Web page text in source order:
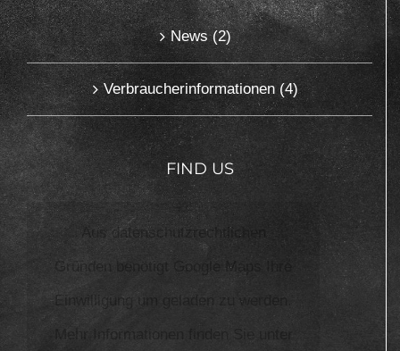
News (2)
Verbraucherinformationen (4)
FIND US
Aus datenschutzrechtlichen
Gründen benötigt Google Maps Ihre
Einwilligung um geladen zu werden.
Mehr Informationen finden Sie unter